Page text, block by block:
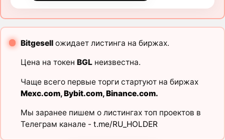
Bitgesellожидает листинга на биржах.
Цена на токен BGLнеизвестна.
Чаще всего первые торги стартуют на биржах
Mexc.com,Bybit.com,Binance.com.
Мы заранее пишем о листингах топ проектов в
Телеграм канале - t.me/RU_HOLDER